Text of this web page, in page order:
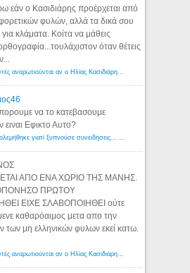
εάν ο Κασιδιάρης προέρχεται από
φυλών, αλλά τα δικά σου
για κλάματα. Κοίτα να μάθεις
όταν θέτεις
να το κατεβασουμε
Εφικτο Αυτο?
ΑΠΟ ΕΝΑ ΧΩΡΙΟ ΤΗΣ ΜΑΝΗΣ.
ΠΡΩΤΟΥ
ΕΙΧΕ ΣΛΑΒΟΠΟΙΗΘΕΙ ούτε
καθαρόαιμος μετα απο την
των μη ελληνικών φυλων εκεί κατω.